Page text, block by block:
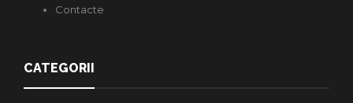
Contacte
CATEGORII